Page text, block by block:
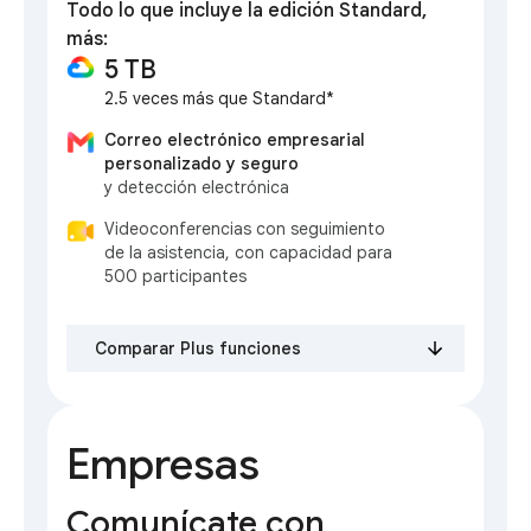
Todo lo que incluye la edición Standard,
más:
5 TB
2.5 veces más que Standard*
Correo electrónico empresarial
personalizado y seguro
y detección electrónica
Videoconferencias con seguimiento
de la asistencia, con capacidad para
500 participantes
Comparar Plus funciones
Empresas